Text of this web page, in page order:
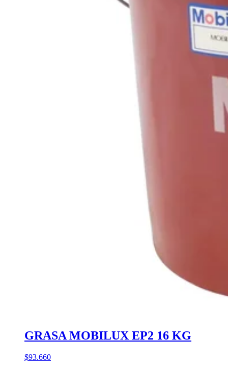
GRASA MOBILUX EP2 16 KG
$93.660